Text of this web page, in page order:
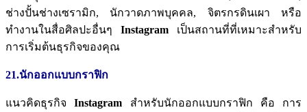
ช่างปั้นช่างเซรามิก, นักวาดภาพบุคคล, จิตรกรดินเผา
หรือ
ทำงานในสื่อศิลปะอื่นๆ Instagram เป็นสถานที่ที่เหมาะสำหรับ
การเริ่มต้นธุรกิจของคุณ
21.นักออกแบบกราฟิก
แนวคิดธุรกิจ Instagram สำหรับนักออกแบบกราฟิก คือ
การ